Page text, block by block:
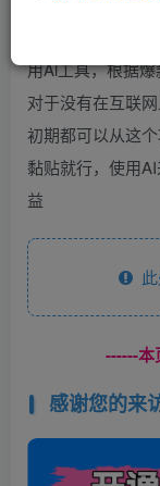
用Al工具，根据
对于没有在互联
初期都可以从这
黏贴就行，使用
益
此
------本
感谢您的来